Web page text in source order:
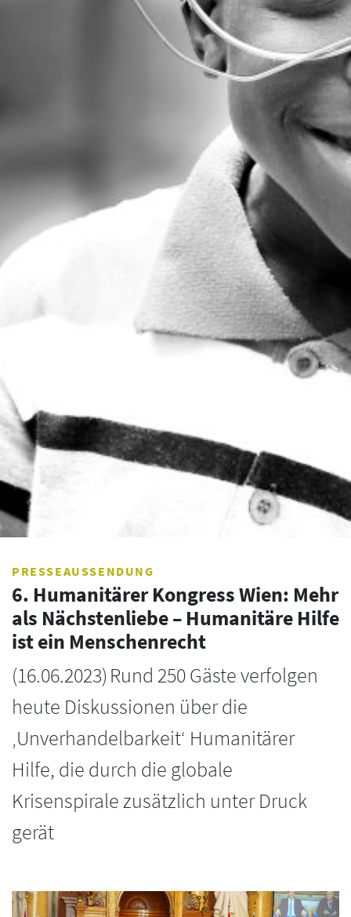
PRESSEAUSSENDUNG
6. Humanitärer Kongress Wien: Mehr
als Nächstenliebe – Humanitäre Hilfe
ist ein Menschenrecht
(16.06.2023) Rund 250 Gäste verfolgen
heute Diskussionen über die
‚Unverhandelbarkeit‘ Humanitärer
Hilfe, die durch die globale
Krisenspirale zusätzlich unter Druck
gerät